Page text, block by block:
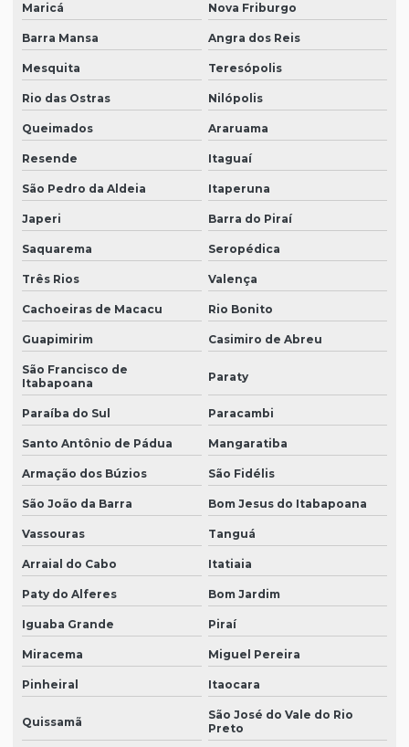
Maricá Nova Friburgo
Barra Mansa Angra dos Reis
Mesquita Teresópolis
Rio das Ostras Nilópolis
Queimados Araruama
Resende Itaguaí
São Pedro da Aldeia Itaperuna
Japeri Barra do Piraí
Saquarema Seropédica
Três Rios Valença
Cachoeiras de Macacu Rio Bonito
Guapimirim Casimiro de Abreu
São Francisco de
Itabapoana
Paraty
Paraíba do Sul Paracambi
Santo Antônio de Pádua Mangaratiba
Armação dos Búzios São Fidélis
São João da Barra Bom Jesus do Itabapoana
Vassouras Tanguá
Arraial do Cabo Itatiaia
Paty do Alferes Bom Jardim
Iguaba Grande Piraí
Miracema Miguel Pereira
Pinheiral Itaocara
Quissamã
São José do Vale do Rio
Preto